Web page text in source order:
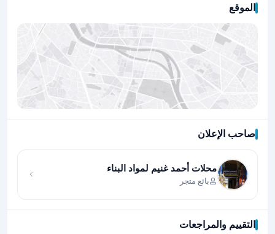
الموقع
صاحب الإعلان
محلات أحمد غنيم لمواد البناء
بائع متجر
التقييم والمراجعات